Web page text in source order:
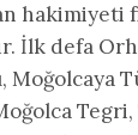
İlk defa